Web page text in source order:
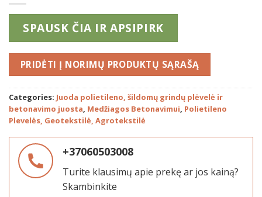
SPAUSK ČIA IR APSIPIRK
PRIDĖTI
Categories: Juoda polietileno, šildomų grindų plėvelė ir
betonavimo juosta, Medžiagos Betonavimui, Polietileno
Plevelės, Geotekstilė, Agrotekstilė
+37060503008
Turite klausimų apie prekę ar jos kainą?
Skambinkite